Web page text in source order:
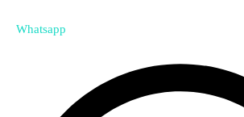
Whatsapp